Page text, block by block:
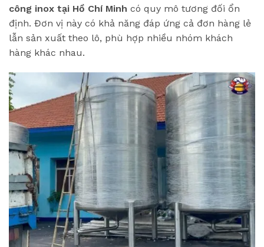
công inox tại Hồ Chí Minh có quy mô tương đối ổn
định. Đơn vị này có khả năng đáp ứng cả đơn hàng lẻ
lẫn sản xuất theo lô, phù hợp nhiều nhóm khách
hàng khác nhau.